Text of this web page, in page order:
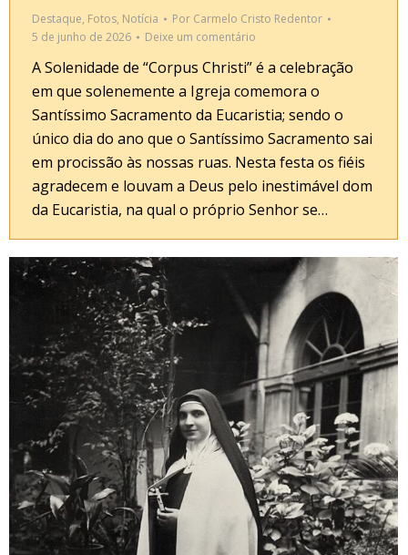
Destaque, Fotos, Notícia Por Carmelo Cristo Redentor
5 de junho de 2026
Deixe um comentário
A Solenidade de “Corpus Christi” é a celebração
em que solenemente a Igreja comemora o
Santíssimo Sacramento da Eucaristia; sendo o
único dia do ano que o Santíssimo Sacramento sai
em procissão às nossas ruas. Nesta festa os fiéis
agradecem e louvam a Deus pelo inestimável dom
da Eucaristia, na qual o próprio Senhor se…